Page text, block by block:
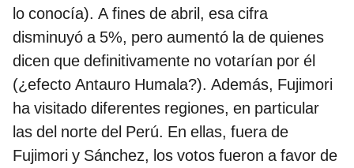
lo conocía). A fines de abril, esa cifra
disminuyó a 5%, pero aumentó la de quienes
dicen que definitivamente no votarían por él
(¿efecto Antauro Humala?). Además, Fujimori
ha visitado diferentes regiones, en particular
las del norte del Perú. En ellas, fuera de
Fujimori y Sánchez, los votos fueron a favor de